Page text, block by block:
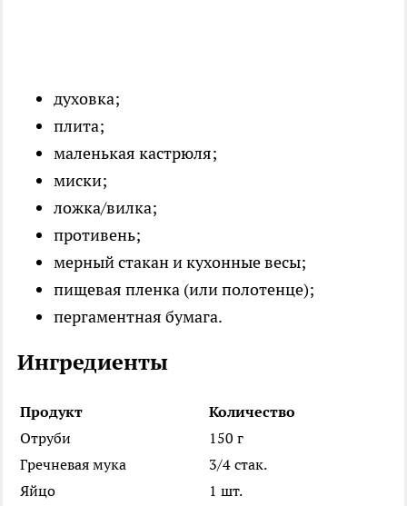
духовка;
плита;
маленькая кастрюля;
миски;
ложка/вилка;
противень;
мерный стакан и кухонные весы;
пищевая пленка (или полотенце);
пергаментная бумага.
Ингредиенты
Продукт
Количество
Отруби
150 г
Гречневая мука
3/4 стак.
Яйцо
1 шт.